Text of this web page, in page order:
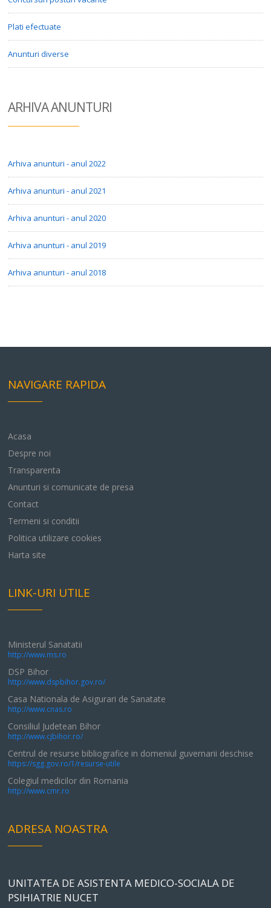
Plati efectuate
Anunturi diverse
ARHIVA ANUNTURI
Arhiva anunturi - anul 2022
Arhiva anunturi - anul 2021
Arhiva anunturi - anul 2020
Arhiva anunturi - anul 2019
Arhiva anunturi - anul 2018
NAVIGARE RAPIDA
Acasa
Despre noi
Transparenta
Anunturi si comunicate de presa
Contact
Termeni si conditii
Politica utilizare cookies
Harta site
LINK-URI UTILE
Ministerul Sanatatii
http://www.ms.ro
DSP Bihor
http://www.dspbihor.gov.ro/
Casa Nationala de Asigurari de Sanatate
http://www.cnas.ro
Consiliul Judetean Bihor
http://www.cjbihor.ro/
Centrul de resurse bibliografice in domeniul guvernarii deschise
https://sgg.gov.ro/1/resurse-utile
Colegiul medicilor din Romania
http://www.cmr.ro
ADRESA NOASTRA
UNITATEA DE ASISTENTA MEDICO-SOCIALA DE
PSIHIATRIE NUCET